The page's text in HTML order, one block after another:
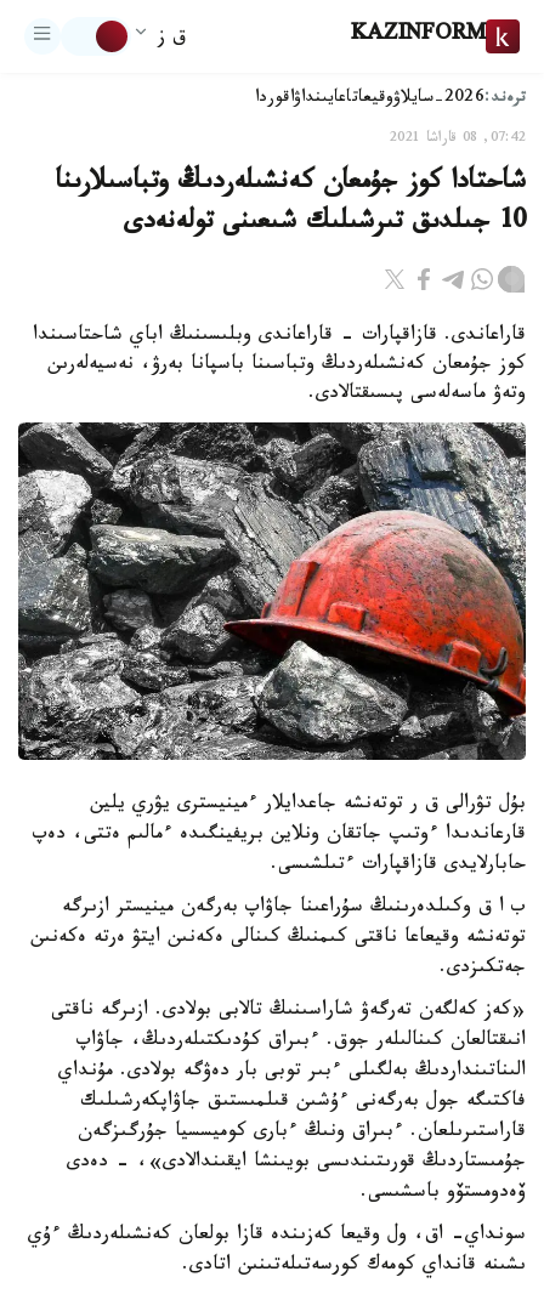
KAZINFORM ق ز
ترەند:2026-سايلاۋ وقيعاتاعايىنداۋاقوردا
07:42, 08 قاراشا 2021
شاحتادا كوز جۇمعان كەنشىلەردىڭ وتباسىلارىنا
10 جىلدىق تىرشىلىك شىعىنى تولەنەدى
قاراعاندى. قازاقپارات - قاراعاندى وبلىسىنىڭ اباي شاحتاسىندا
كوز جۇمعان كەنشىلەردىڭ وتباسىنا باسپانا بەرۋ، نەسيەلەرىن
وتەۋ ماسەلەسى پىسىقتالادى.
بۇل تۋرالى ق ر توتەنشە جاعدايلار ءمينيسترى يۋري يلين
قارعاندىدا ءوتىپ جاتقان ونلاين بريفينگىدە ءمالىم ەتتى، دەپ
حابارلايدى قازاقپارات ءتىلشىسى.
ب ا ق وكىلدەرىنىڭ سۇراعىنا جاۋاپ بەرگەن مينيستر ازىرگە
توتەنشە وقيعاعا ناقتى كىمنىڭ كىنالى ەكەنىن ايتۋ ەرتە ەكەنىن
جەتكىزدى.
«كەز كەلگەن تەرگەۋ شاراسىنىڭ تالابى بولادى. ازىرگە ناقتى
انىقتالعان كىنالىلەر جوق. ءبىراق كۇدىكتىلەردىڭ، جاۋاپ
الىناتىنداردىڭ بەلگىلى ءبىر توبى بار دەۋگە بولادى. مۇنداي
فاكتىگە جول بەرگەنى ءۇشىن قىلمىستىق جاۋاپكەرشىلىك
قاراستىرىلعان. ءبىراق ونىڭ ءبارى كوميسسيا جۇرگىزگەن
جۇمىستاردىڭ قورىتىندىسى بويىنشا ايقىندالادى»، - دەدى
ۆەدومستۆو باسشىسى.
سونداي- اق، ول وقيعا كەزىندە قازا بولعان كەنشىلەردىڭ ءۇي
ىشىنە قانداي كومەك كورسەتىلەتىنىن اتادى.